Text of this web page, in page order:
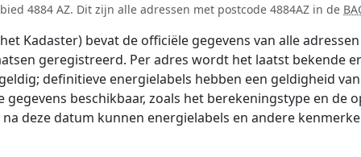
4884 AZ. Dit zijn alle adressen met postcode 4884AZ in de
Kadaster) bevat de officiële gegevens van alle
geregistreerd. Per adres wordt het laatst bekende
definitieve energielabels hebben een geldigheid
gegevens beschikbaar, zoals het berekeningstype en de
deze datum kunnen energielabels en andere